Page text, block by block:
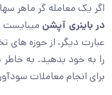
اگر یک معامله گر ماهر
در باینری آپشن میبایست
عبارت دیگر، از حوزه
را به خود بدهید. به
برای انجام معاملات